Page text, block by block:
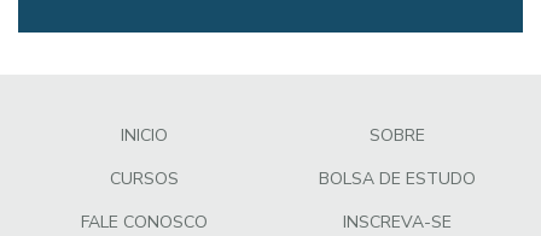
INICIO
SOBRE
CURSOS
BOLSA DE ESTUDO
FALE CONOSCO
INSCREVA-SE